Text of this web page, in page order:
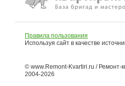
Правила пользования
Используя сайт в качестве
© www.Remont-Kvartiri.ru / Ремонт-
2004-2026